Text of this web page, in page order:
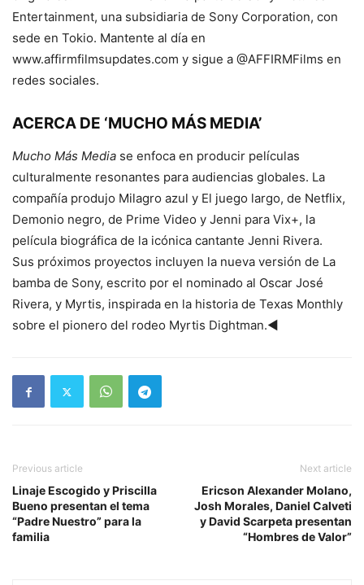
Entertainment, una subsidiaria de Sony Corporation, con
sede en Tokio. Mantente al día en
www.affirmfilmsupdates.com y sigue a @AFFIRMFilms en
redes sociales.
ACERCA DE ‘MUCHO MÁS MEDIA’
Mucho Más Media se enfoca en producir películas
culturalmente resonantes para audiencias globales. La
compañía produjo Milagro azul y El juego largo, de Netflix,
Demonio negro, de Prime Video y Jenni para Vix+, la
película biográfica de la icónica cantante Jenni Rivera.
Sus próximos proyectos incluyen la nueva versión de La
bamba de Sony, escrito por el nominado al Oscar José
Rivera, y Myrtis, inspirada en la historia de Texas Monthly
sobre el pionero del rodeo Myrtis Dightman.◄
Previous article
Linaje Escogido y Priscilla
Bueno presentan el tema
“Padre Nuestro” para la
familia
Next article
Ericson Alexander Molano,
Josh Morales, Daniel Calveti
y David Scarpeta presentan
“Hombres de Valor”